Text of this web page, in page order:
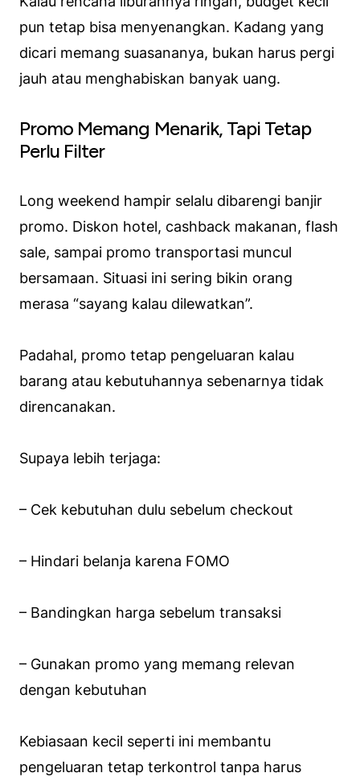
pun tetap bisa menyenangkan. Kadang yang
dicari memang suasananya, bukan harus pergi
jauh atau menghabiskan banyak uang.
Promo Memang Menarik, Tapi Tetap
Perlu Filter
Long weekend hampir selalu dibarengi banjir
promo. Diskon hotel, cashback makanan, flash
sale, sampai promo transportasi muncul
bersamaan. Situasi ini sering bikin orang
merasa “sayang kalau dilewatkan”.
Padahal, promo tetap pengeluaran kalau
barang atau kebutuhannya sebenarnya tidak
direncanakan.
Supaya lebih terjaga:
– Cek kebutuhan dulu sebelum checkout
– Hindari belanja karena FOMO
– Bandingkan harga sebelum transaksi
– Gunakan promo yang memang relevan
dengan kebutuhan
Kebiasaan kecil seperti ini membantu
pengeluaran tetap terkontrol tanpa harus